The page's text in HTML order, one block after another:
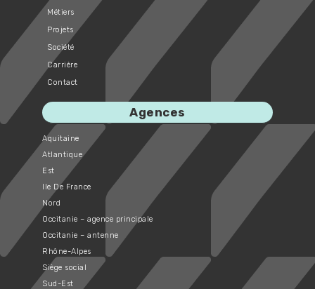
Métiers
Projets
Société
Carrière
Contact
Agences
Aquitaine
Atlantique
Est
Ile De France
Nord
Occitanie – agence principale
Occitanie – antenne
Rhône-Alpes
Siège social
Sud-Est